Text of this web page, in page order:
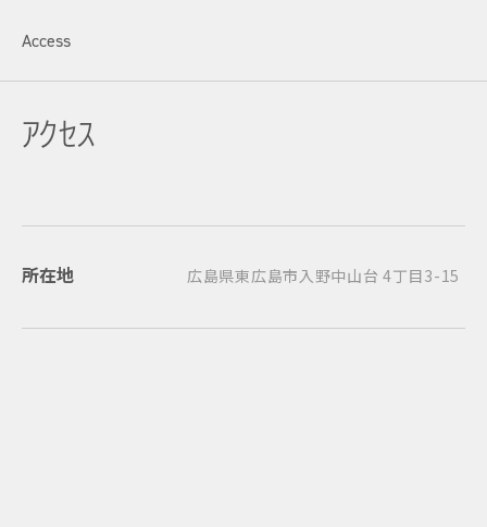
Access
アクセス
所在地 広島県東広島市入野中山台 4丁目3-15